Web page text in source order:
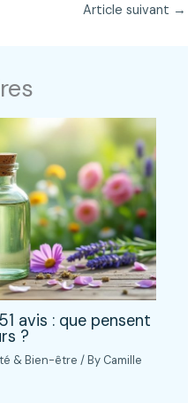
Article suivant →
avis : que pensent
?
& Bien-être / By Camille